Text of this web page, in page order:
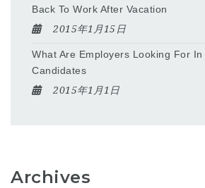
Back To Work After Vacation
2015年1月15日
What Are Employers Looking For
Candidates
2015年1月1日
Archives